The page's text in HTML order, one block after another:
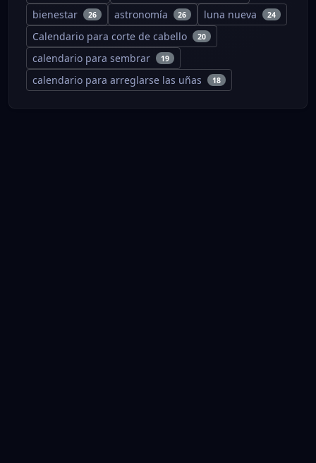
bienestar 26 astronomía 26 luna nueva 24
Calendario para corte de cabello 20
calendario para sembrar 19
calendario para arreglarse las uñas 18